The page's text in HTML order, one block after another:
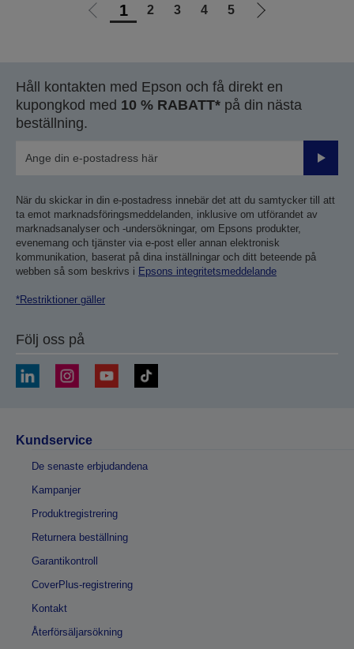
Gå
1 2 3 4 5
Gå
Håll kontakten med Epson och få direkt en
kupongkod med 10 % RABATT* på din nästa
beställning.
Skicka
När du skickar in din e-postadress innebär det att du samtycker till att
ta emot marknadsföringsmeddelanden, inklusive om utförandet av
marknadsanalyser och -undersökningar, om Epsons produkter,
evenemang och tjänster via e-post eller annan elektronisk
kommunikation, baserat på dina inställningar och ditt beteende på
webben så som beskrivs i Epsons integritetsmeddelande
*Restriktioner gäller
Följ oss på
Kundservice
De senaste erbjudandena
Kampanjer
Produktregistrering
Returnera beställning
Garantikontroll
CoverPlus-registrering
Kontakt
Återförsäljarsökning